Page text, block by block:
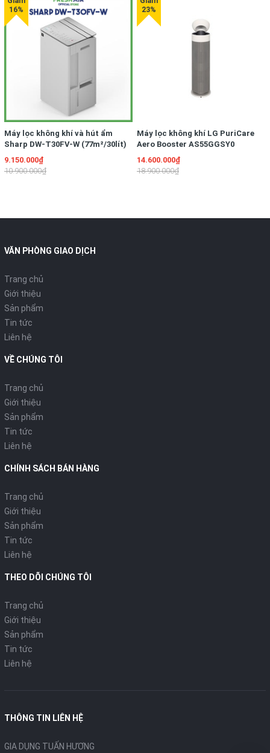
Máy lọc không khí và hút ẩm
Sharp DW-T30FV-W (77m²/30lít)
9.150.000₫
10.900.000₫
Máy lọc không khí LG PuriCare
Aero Booster AS55GGSY0
14.600.000₫
18.900.000₫
VĂN PHÒNG GIAO DỊCH
Trang chủ
Giới thiệu
Sản phẩm
Tin tức
Liên hệ
VỀ CHÚNG TÔI
Trang chủ
Giới thiệu
Sản phẩm
Tin tức
Liên hệ
CHÍNH SÁCH BÁN HÀNG
Trang chủ
Giới thiệu
Sản phẩm
Tin tức
Liên hệ
THEO DÕI CHÚNG TÔI
Trang chủ
Giới thiệu
Sản phẩm
Tin tức
Liên hệ
THÔNG TIN LIÊN HỆ
GIA DỤNG TUẤN HƯƠNG